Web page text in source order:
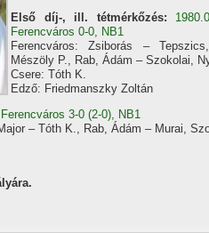
Első díj-, ill. tétmérkőzés:
Ferencváros 0-0, NB1
Ferencváros: Zsiborás –
Mészöly P., Rab, Ádám – Szokolai,
Csere: Tóth K.
Edző: Friedmanszky Zoltán
3-0 (2-0), NB1
– Tóth K., Rab, Ádám – Murai,